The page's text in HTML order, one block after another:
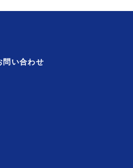
問い合わせ